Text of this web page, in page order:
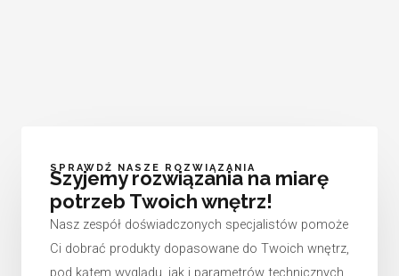
SPRAWDŹ NASZE ROZWIĄZANIA
Szyjemy rozwiązania na miarę
potrzeb Twoich wnętrz!
Nasz zespół doświadczonych specjalistów pomoże
Ci dobrać produkty dopasowane do Twoich wnętrz,
pod kątem wyglądu, jak i parametrów technicznych,